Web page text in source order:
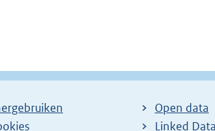
Open data
Linked